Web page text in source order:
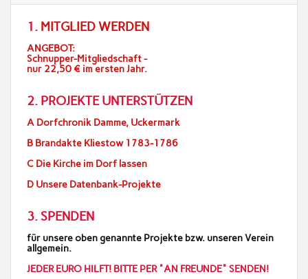
1. MITGLIED WERDEN
ANGEBOT:
Schnupper-Mitgliedschaft -
nur 22,50 € im ersten Jahr.
2. PROJEKTE UNTERSTÜTZEN
A Dorfchronik Damme, Uckermark
B Brandakte Kliestow 1783-1786
C Die Kirche im Dorf lassen
D Unsere Datenbank-Projekte
3. SPENDEN
für unsere oben genannte Projekte bzw. unseren Verein
allgemein.
JEDER EURO HILFT! BITTE PER "AN FREUNDE" SENDEN!